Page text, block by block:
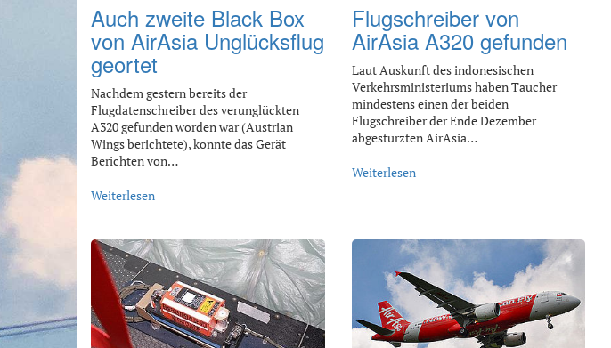
Auch zweite Black Box
von AirAsia Unglücksflug
geortet
Nachdem gestern bereits der
Flugdatenschreiber des verunglückten
A320 gefunden worden war (Austrian
Wings berichtete), konnte das Gerät
Berichten von…
Weiterlesen
Flugschreiber von
AirAsia A320 gefunden
Laut Auskunft des indonesischen
Verkehrsministeriums haben Taucher
mindestens einen der beiden
Flugschreiber der Ende Dezember
abgestürzten AirAsia…
Weiterlesen